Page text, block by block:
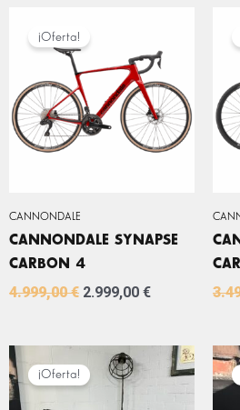
CANNONDALE
¡Oferta!
CANNONDALE SYNAPSE
CARBON 4
4.999,00€
ORIGINAL
ERA:
4.999,00 €.
2.999,00 €
ACTUAL
ES:
2.999,00 €.
¡Oferta! PRECIO
ORIGINAL
PRECIO
ACTUAL